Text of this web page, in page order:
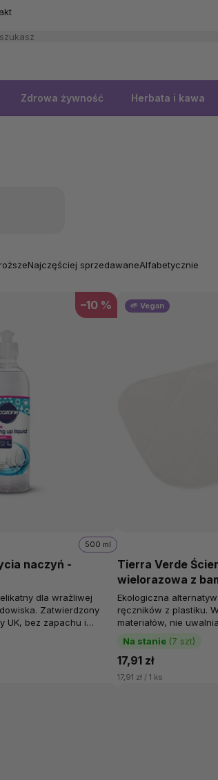
Zdrowa żywność Herbata i kawa
Najczęściej sprzedawaneAlfabetycznie
–10 %
naczyń -
500 ml
dla wrażliwej
Zatwierdzony
UK, bez zapachu i
z...
🌱 Vegan
Tierra Verde
wielorazowa z
organicznej
Na stanie (7 szt)
17,91 zł
17,91 zł / 1 ks
Ekologiczna
ręczników z plastiku.
materiałów, nie
które zanieczyszczają